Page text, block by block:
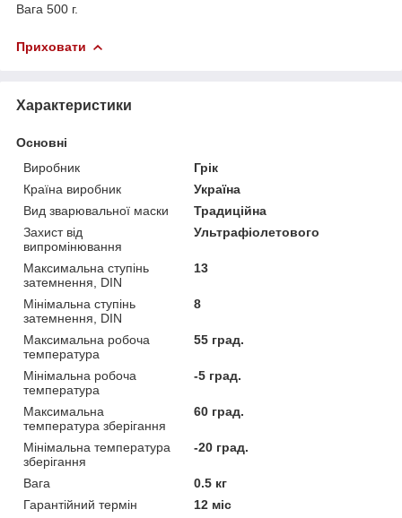
Вага 500 г.
Приховати
Характеристики
Основні
Виробник
Грік
Країна виробник
Україна
Вид зварювальної маски
Традиційна
Захист від
випромінювання
Ультрафіолетового
Максимальна ступінь
затемнення, DIN
13
Мінімальна ступінь
затемнення, DIN
8
Максимальна робоча
температура
55 град.
Мінімальна робоча
температура
-5 град.
Максимальна
температура зберігання
60 град.
Мінімальна температура
зберігання
-20 град.
Вага
0.5 кг
Гарантійний термін
12 міс